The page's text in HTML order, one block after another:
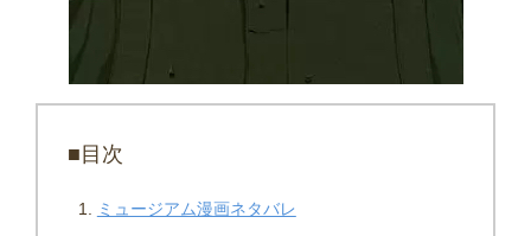
■目次
ミュージアム漫画ネタバレ